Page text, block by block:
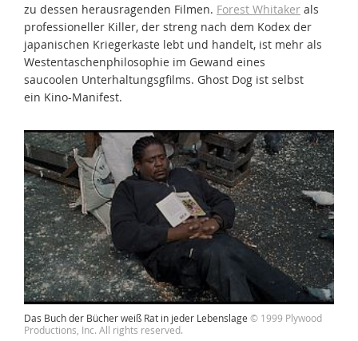
zu dessen herausragenden Filmen. Forest Whitaker als
professioneller Killer, der streng nach dem Kodex der
japanischen Kriegerkaste lebt und handelt, ist mehr als
Westentaschenphilosophie im Gewand eines
saucoolen Unterhaltungsgfilms. Ghost Dog ist selbst
ein Kino-Manifest.
Das Buch der Bücher weiß Rat in jeder Lebenslage © 1999 Plywood
Productions, Inc. All rights reserved.